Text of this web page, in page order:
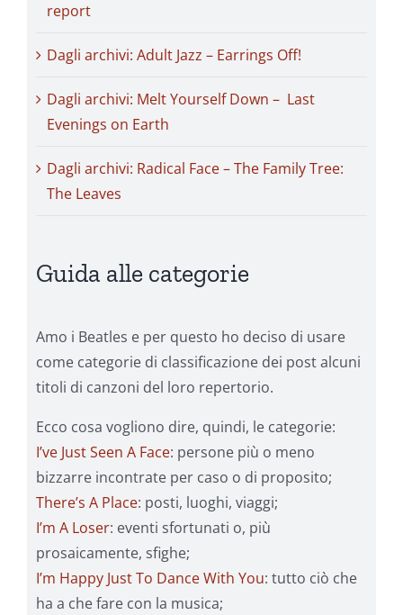
report
Dagli archivi: Adult Jazz – Earrings Off!
Dagli archivi: Melt Yourself Down – Last
Evenings on Earth
Dagli archivi: Radical Face – The Family Tree:
The Leaves
Guida alle categorie
Amo i Beatles e per questo ho deciso di usare
come categorie di classificazione dei post alcuni
titoli di canzoni del loro repertorio.
Ecco cosa vogliono dire, quindi, le categorie:
I’ve Just Seen A Face: persone più o meno
bizzarre incontrate per caso o di proposito;
There’s A Place: posti, luoghi, viaggi;
I’m A Loser: eventi sfortunati o, più
prosaicamente, sfighe;
I’m Happy Just To Dance With You: tutto ciò che
ha a che fare con la musica;